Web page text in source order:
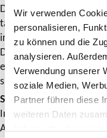
Wir verwenden
personalisieren,
zu können und die
analysieren.
Verwendung unserer
soziale Medien,
Partner führen diese
weiteren Daten
Die zum 01. Januar
tangiert lediglich einen
inzwischen werden 90
Deutschlandticket oder
eezy.nrw unternommen.
sind mit einem
Stufe 1 der Tarifreform
Im Rahmen der ersten
Aachener